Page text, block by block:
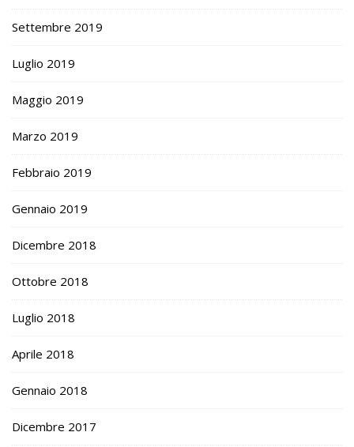
Settembre 2019
Luglio 2019
Maggio 2019
Marzo 2019
Febbraio 2019
Gennaio 2019
Dicembre 2018
Ottobre 2018
Luglio 2018
Aprile 2018
Gennaio 2018
Dicembre 2017